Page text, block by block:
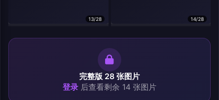
13/28 14/28
完整版 28 张图片
登录 后查看剩余 14 张图片